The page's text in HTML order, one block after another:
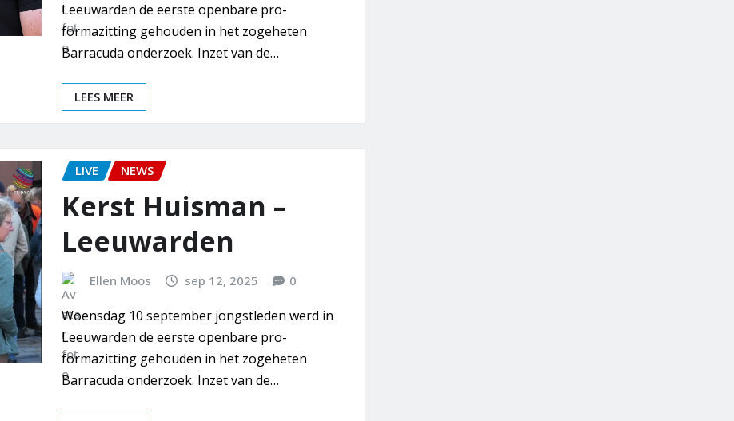
Leeuwarden de eerste openbare pro-
formazitting gehouden in het zogeheten
Barracuda onderzoek. Inzet van de…
LEES MEER
LIVE NEWS
Kerst Huisman –
Leeuwarden
Ellen Moos sep 12, 2025 0
Woensdag 10 september jongstleden werd in
Leeuwarden de eerste openbare pro-
formazitting gehouden in het zogeheten
Barracuda onderzoek. Inzet van de…